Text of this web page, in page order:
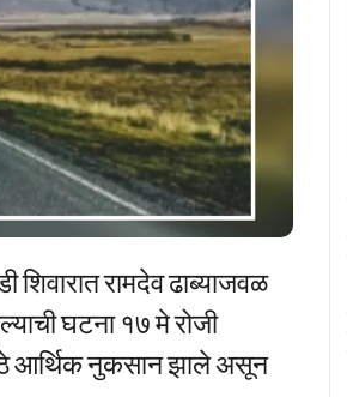
शिवारात रामदेव ढाब्याजवळ
घटना १७ मे रोजी
आर्थिक नुकसान झाले असून